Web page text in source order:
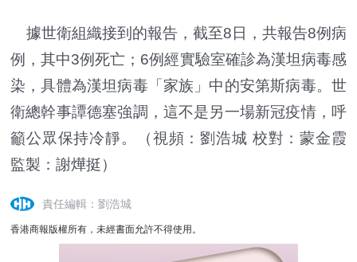
據世衛組織接到的報告，截至8日，共報告8例病
例，其中3例死亡；6例經實驗室確診為漢坦病毒感
染，具體為漢坦病毒「家族」中的安第斯病毒。世
衛總幹事譚德塞強調，這不是另一場新冠疫情，呼
籲公眾保持冷靜。（視頻：劉浩城 校對：蒙金霞
監製：謝燁挺）
責任編輯：劉浩城
香港商報版權所有，未經書面允許不得使用。